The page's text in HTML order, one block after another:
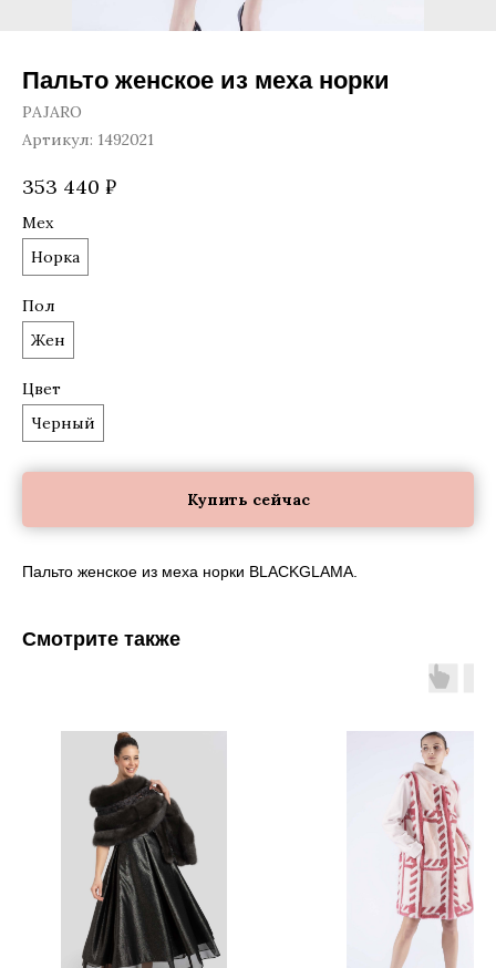
Пальто женское из меха норки
PAJARO
Артикул: 1492021
353 440 ₽
Мех
Норка
Пол
Жен
Цвет
Черный
Купить сейчас
Пальто женское из меха норки BLACKGLAMA.
Смотрите также